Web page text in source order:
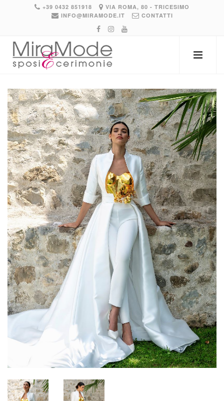
+39 0432 851918
VIA ROMA, 80 - TRICESIMO
INFO@MIRAMODE.IT
CONTATTI